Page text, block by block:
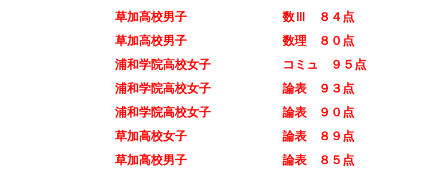
草加高校男子 数Ⅲ ８４点
草加高校男子 数理 ８０点
浦和学院高校女子 コミュ ９５点
浦和学院高校女子 論表 ９３点
浦和学院高校女子 論表 ９０点
草加高校女子 論表 ８９点
草加高校男子 論表 ８５点